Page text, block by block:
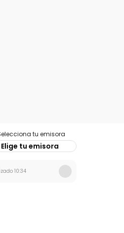
tu emisora
Elige tu emisora
10:34